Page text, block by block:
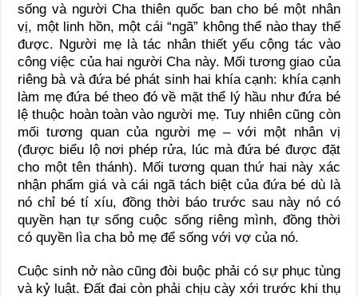
sống và người Cha thiên quốc ban cho bé một nhân
vị, một linh hồn, một cái “ngã” không thể nào thay thế
được. Người mẹ là tác nhân thiết yếu cộng tác vào
công việc của hai người Cha này. Mối tương giao của
riêng bà và đứa bé phát sinh hai khía cạnh: khía cạnh
làm mẹ đứa bé theo đó về mặt thể lý hầu như đứa bé
lệ thuộc hoàn toàn vào người mẹ. Tuy nhiên cũng còn
mối tương quan của người mẹ – với một nhân vị
(được biểu lộ nơi phép rửa, lúc mà đứa bé được đặt
cho một tên thánh). Mối tương quan thứ hai này xác
nhận phẩm giá và cái ngã tách biệt của đứa bé dù là
nó chỉ bé tí xíu, đồng thời báo trước sau này nó có
quyền hạn tự sống cuộc sống riêng mình, đồng thời
có quyền lìa cha bỏ mẹ để sống với vợ của nó.
Cuộc sinh nở nào cũng đòi buộc phải có sự phục tùng
và kỷ luật. Đất đai còn phải chịu cày xới trước khi thụ